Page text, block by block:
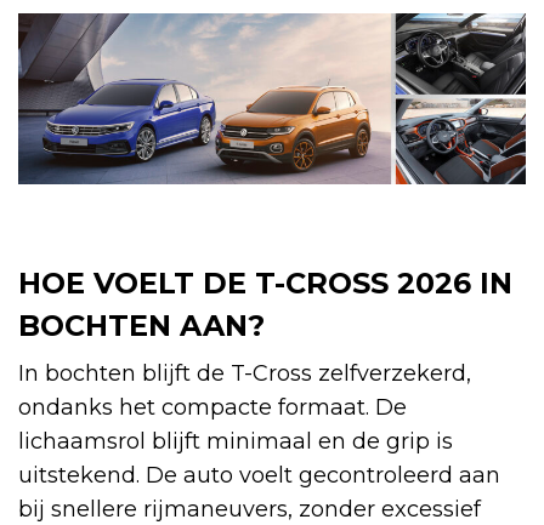
HOE VOELT DE T-CROSS 2026 IN
BOCHTEN AAN?
In bochten blijft de T-Cross zelfverzekerd,
ondanks het compacte formaat. De
lichaamsrol blijft minimaal en de grip is
uitstekend. De auto voelt gecontroleerd aan
bij snellere rijmaneuvers, zonder excessief